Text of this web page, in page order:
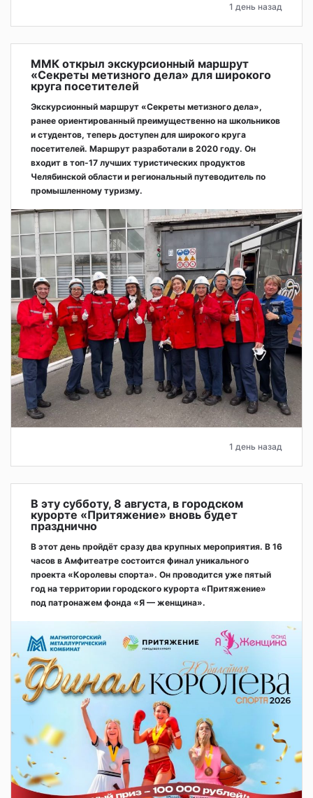
1 день назад
ММК открыл экскурсионный маршрут
«Секреты метизного дела» для широкого
круга посетителей
Экскурсионный маршрут «Секреты метизного дела»,
ранее ориентированный преимущественно на школьников
и студентов, теперь доступен для широкого круга
посетителей. Маршрут разработали в 2020 году. Он
входит в топ-17 лучших туристических продуктов
Челябинской области и региональный путеводитель по
промышленному туризму.
1 день назад
В эту субботу, 8 августа, в городском
курорте «Притяжение» вновь будет
празднично
В этот день пройдёт сразу два крупных мероприятия. В 16
часов в Амфитеатре состоится финал уникального
проекта «Королевы спорта». Он проводится уже пятый
год на территории городского курорта «Притяжение»
под патронажем фонда «Я — женщина».